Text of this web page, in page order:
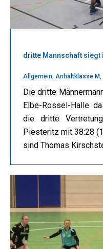
dritte Mannschaft siegt
Allgemein Anhaltklasse M
Die dritte
Elbe-Rossel-Halle
die dritte
Piesteritz mit 38:28
sind Thomas